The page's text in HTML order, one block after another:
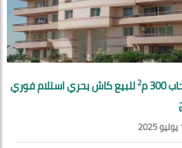
300 م 2للبيع كاش بحري استلام فوري